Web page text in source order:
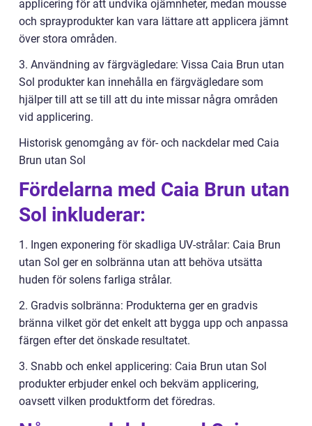
applicering för att undvika ojämnheter, medan mousse
och sprayprodukter kan vara lättare att applicera jämnt
över stora områden.
3. Användning av färgvägledare: Vissa Caia Brun utan
Sol produkter kan innehålla en färgvägledare som
hjälper till att se till att du inte missar några områden
vid applicering.
Historisk genomgång av för- och nackdelar med Caia
Brun utan Sol
Fördelarna med Caia Brun utan
Sol inkluderar:
1. Ingen exponering för skadliga UV-strålar: Caia Brun
utan Sol ger en solbränna utan att behöva utsätta
huden för solens farliga strålar.
2. Gradvis solbränna: Produkterna ger en gradvis
bränna vilket gör det enkelt att bygga upp och anpassa
färgen efter det önskade resultatet.
3. Snabb och enkel applicering: Caia Brun utan Sol
produkter erbjuder enkel och bekväm applicering,
oavsett vilken produktform det föredras.